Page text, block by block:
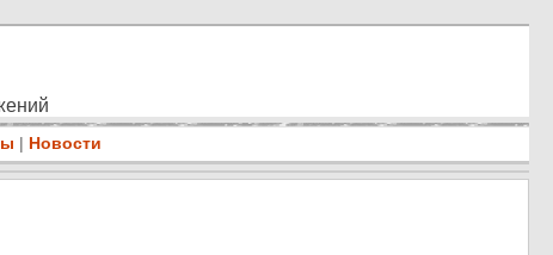
| Новости